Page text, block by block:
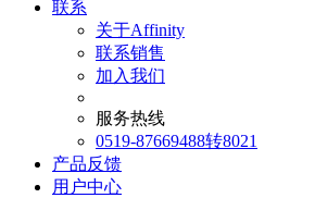
联系
关于Affinity
联系销售
加入我们
服务热线
0519-87669488转8021
产品反馈
用户中心